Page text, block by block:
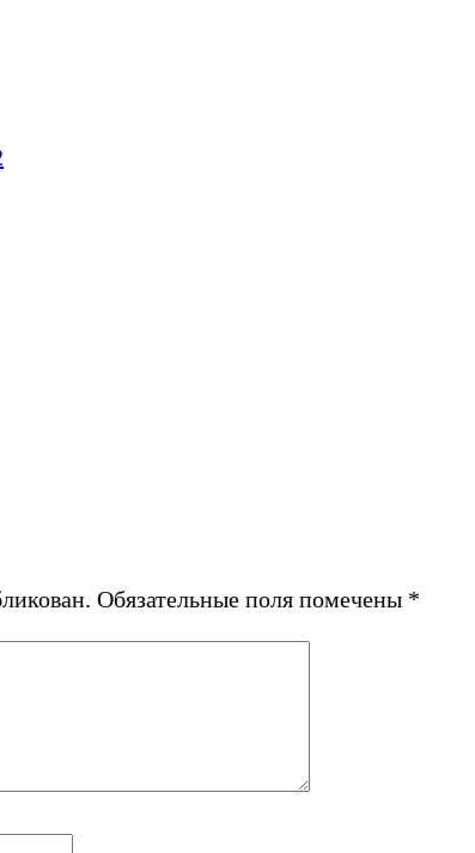
Обязательные поля помечены *